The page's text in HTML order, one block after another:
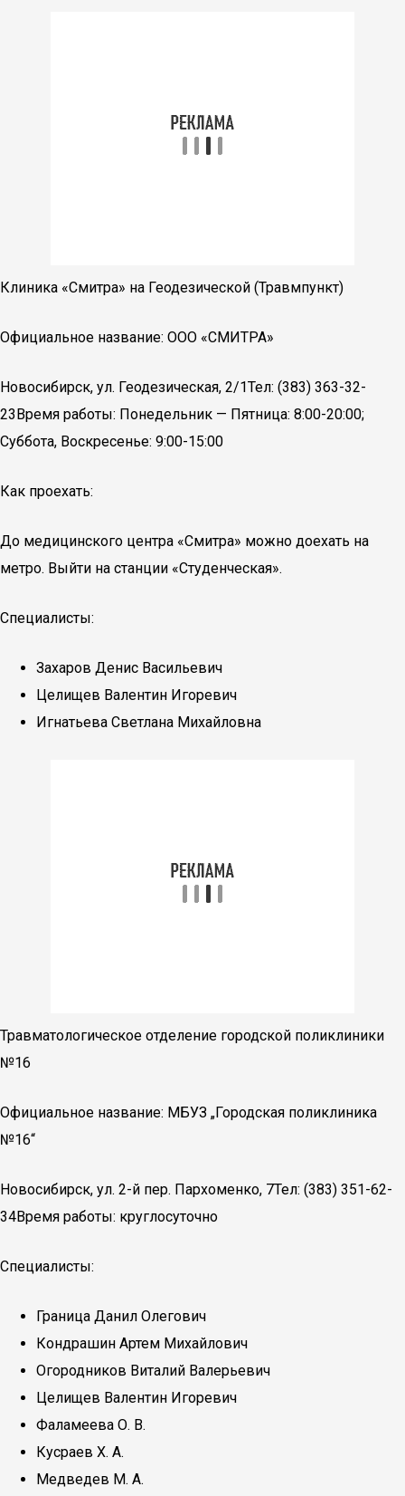
Клиника «Смитра» на Геодезической (Травмпункт)
Официальное название: ООО «СМИТРА»
Новосибирск, ул. Геодезическая, 2/1Тел: (383) 363-32-
23Время работы: Понедельник — Пятница: 8:00-20:00;
Суббота, Воскресенье: 9:00-15:00
Как проехать:
До медицинского центра «Смитра» можно доехать на
метро. Выйти на станции «Студенческая».
Специалисты:
Захаров Денис Васильевич
Целищев Валентин Игоревич
Игнатьева Светлана Михайловна
Травматологическое отделение городской поликлиники
№16
Официальное название: МБУЗ „Городская поликлиника
№16“
Новосибирск, ул. 2-й пер. Пархоменко, 7Тел: (383) 351-62-
34Время работы: круглосуточно
Специалисты:
Граница Данил Олегович
Кондрашин Артем Михайлович
Огородников Виталий Валерьевич
Целищев Валентин Игоревич
Фаламеева О. В.
Кусраев Х. А.
Медведев М. А.